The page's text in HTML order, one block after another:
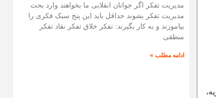
مدیریت تفکر اگر جوانان انقلابی ما بخواهند وارد بحث
مدیریت تفکر بشوند حداقل باید این پنج سبک فکری را
بیاموزند و به کار بگیرند: تفکر خلاق تفکر نقاد تفکر
منطقی
ادامه مطلب »